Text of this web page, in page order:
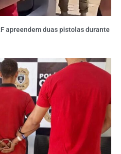
apreendem duas pistolas durante